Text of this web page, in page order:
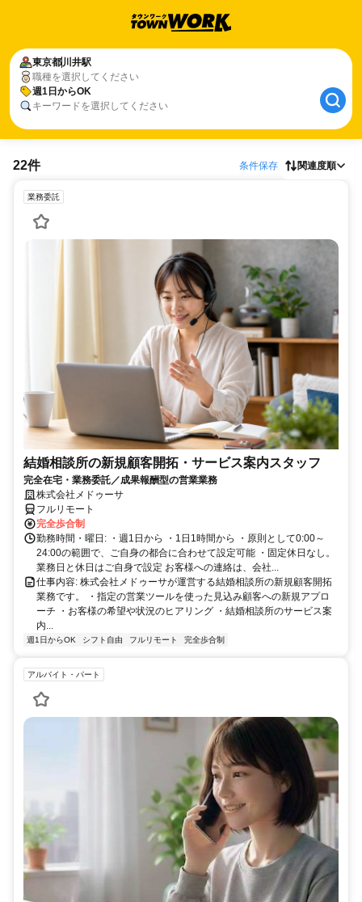
東京都川井駅
職種を選択してください
週1日からOK
キーワードを選択してください
22件 条件保存 関連度順
業務委託
結婚相談所の新規顧客開拓・サービス案内スタッフ
完全在宅・業務委託／成果報酬型の営業業務
株式会社メドゥーサ
フルリモート
完全歩合制
勤務時間・曜日: ・週1日から ・1日1時間から ・原則として0:00～
24:00の範囲で、ご自身の都合に合わせて設定可能 ・固定休日なし。
業務日と休日はご自身で設定 お客様への連絡は、会社...
仕事内容: 株式会社メドゥーサが運営する結婚相談所の新規顧客開拓
業務です。 ・指定の営業ツールを使った見込み顧客への新規アプロ
ーチ ・お客様の希望や状況のヒアリング ・結婚相談所のサービス案
内...
週1日からOK シフト自由 フルリモート 完全歩合制
アルバイト・パート